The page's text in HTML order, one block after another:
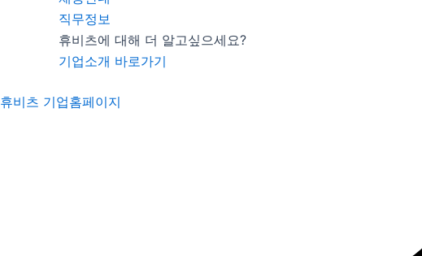
직무정보
휴비츠에 대해 더 알고싶으세요?
기업소개 바로가기
휴비츠 기업홈페이지